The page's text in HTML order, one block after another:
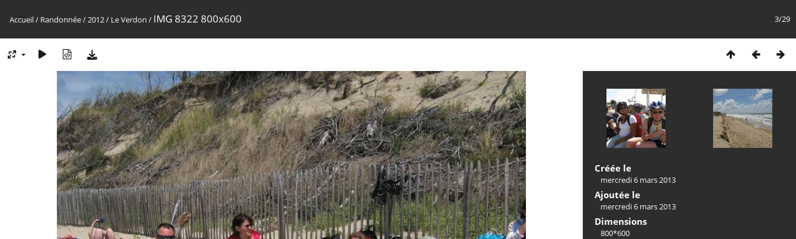
3/29
Accueil/ Randonnée/2012/ Le Verdon / IMG 8322 800x600
Créée le
mercredi 6 mars 2013
Ajoutée le
mercredi 6 mars 2013
Dimensions
800*600